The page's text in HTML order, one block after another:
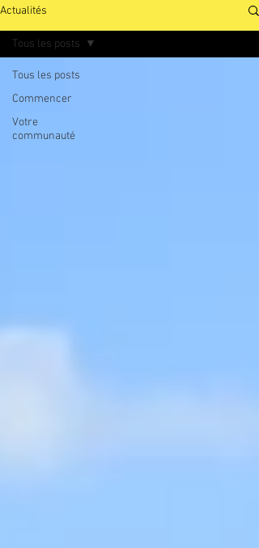
Actualités
Tous les posts
Commencer
Votre
communauté
Tous les posts